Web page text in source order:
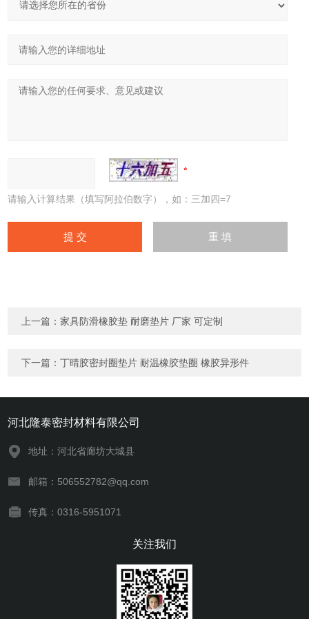
请输入计算结果（填写阿拉伯数字），如：三加四=7
上一篇：家具防滑橡胶垫 耐磨垫片 厂家 可定制
下一篇：丁晴胶密封圈垫片 耐温橡胶垫圈 橡胶异形件
河北隆泰密封材料有限公司
地址：河北省廊坊大城县
邮箱：506552782@qq.com
传真：0316-5951071
关注我们